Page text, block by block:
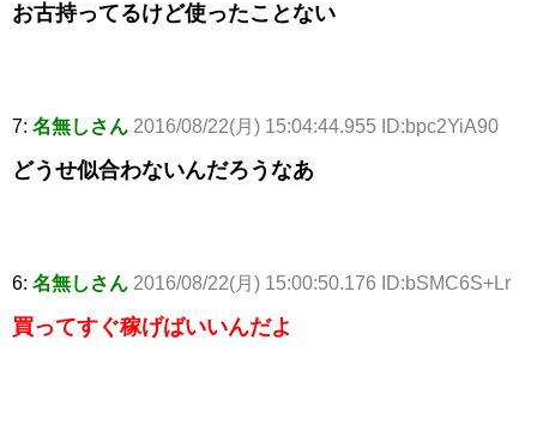
お古持ってるけど使ったことない
7: 名無しさん 2016/08/22(月) 15:04:44.955 ID:bpc2YiA90
どうせ似合わないんだろうなあ
6: 名無しさん 2016/08/22(月) 15:00:50.176 ID:bSMC6S+Lr
買ってすぐ稼げばいいんだよ